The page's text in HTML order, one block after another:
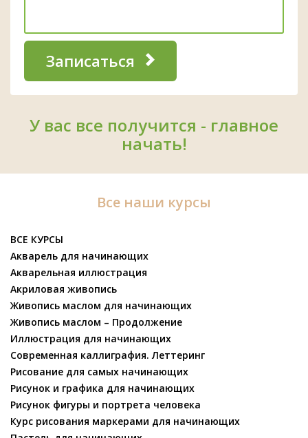
Записаться
У вас все получится - главное
начать!
Все наши курсы
ВСЕ КУРСЫ
Акварель для начинающих
Акварельная иллюстрация
Акриловая живопись
Живопись маслом для начинающих
Живопись маслом – Продолжение
Иллюстрация для начинающих
Современная каллиграфия. Леттеринг
Рисование для самых начинающих
Рисунок и графика для начинающих
Рисунок фигуры и портрета человека
Курс рисования маркерами для начинающих